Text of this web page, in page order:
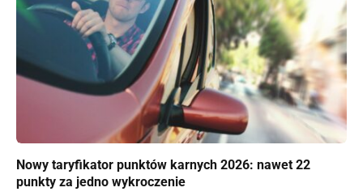
Nowy taryfikator punktów karnych 2026: nawet 22
punkty za jedno wykroczenie